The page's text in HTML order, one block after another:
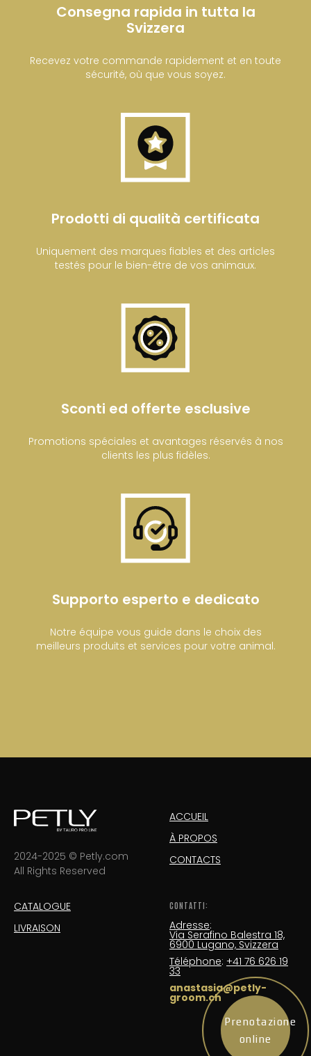
Consegna rapida in tutta la
Svizzera
Recevez votre commande rapidement et en toute
sécurité, où que vous soyez.
Prodotti di qualità certificata
Uniquement des marques fiables et des articles
testés pour le bien-être de vos animaux.
Sconti ed offerte esclusive
Promotions spéciales et avantages réservés à nos
clients les plus fidèles.
Supporto esperto e dedicato
Notre équipe vous guide dans le choix des
meilleurs produits et services pour votre animal.
2024-2025 © Petly.com
All Rights Reserved
ACCUEIL
À PROPOS
CONTACTS
CATALOGUE
LIVRAISON
CONTATTI:
Adresse:
Via Serafino Balestra 18,
6900 Lugano, Svizzera
Téléphone: +41 76 626 19
33
anastasia@petly-
groom.ch
Prenotazione
online